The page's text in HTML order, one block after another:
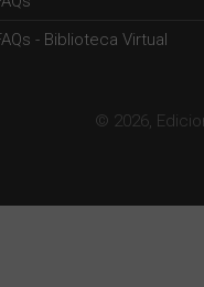
- Biblioteca Virtual
© 2026,